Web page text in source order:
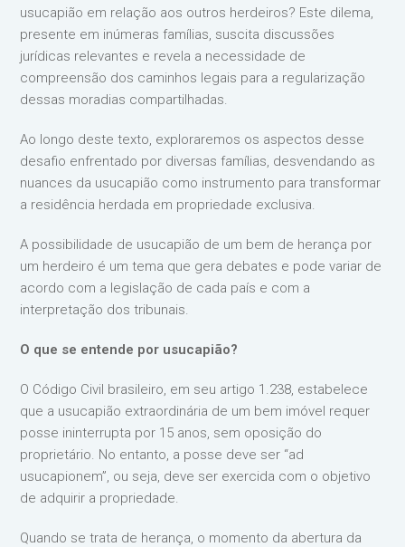
usucapião em relação aos outros herdeiros? Este dilema,
presente em inúmeras famílias, suscita discussões
jurídicas relevantes e revela a necessidade de
compreensão dos caminhos legais para a regularização
dessas moradias compartilhadas.
Ao longo deste texto, exploraremos os aspectos desse
desafio enfrentado por diversas famílias, desvendando as
nuances da usucapião como instrumento para transformar
a residência herdada em propriedade exclusiva.
A possibilidade de usucapião de um bem de herança por
um herdeiro é um tema que gera debates e pode variar de
acordo com a legislação de cada país e com a
interpretação dos tribunais.
O que se entende por usucapião?
O Código Civil brasileiro, em seu artigo 1.238, estabelece
que a usucapião extraordinária de um bem imóvel requer
posse ininterrupta por 15 anos, sem oposição do
proprietário. No entanto, a posse deve ser “ad
usucapionem”, ou seja, deve ser exercida com o objetivo
de adquirir a propriedade.
Quando se trata de herança, o momento da abertura da